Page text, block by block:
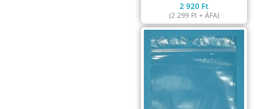
2 920 Ft
(2 299 Ft+ ÁFA)